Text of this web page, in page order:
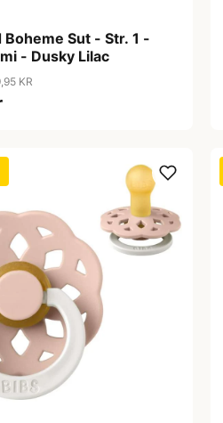
Boheme Sut - Str. 1 -
- Dusky Lilac
KR